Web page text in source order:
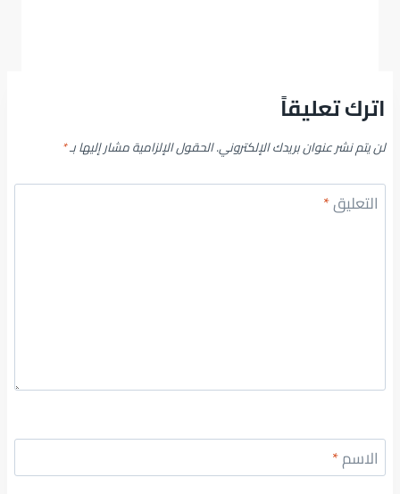
اترك تعليقاً
لن يتم نشر عنوان بريدك الإلكتروني.الحقول الإلزامية مشار إليها بـ*
التعليق*
الاسم*